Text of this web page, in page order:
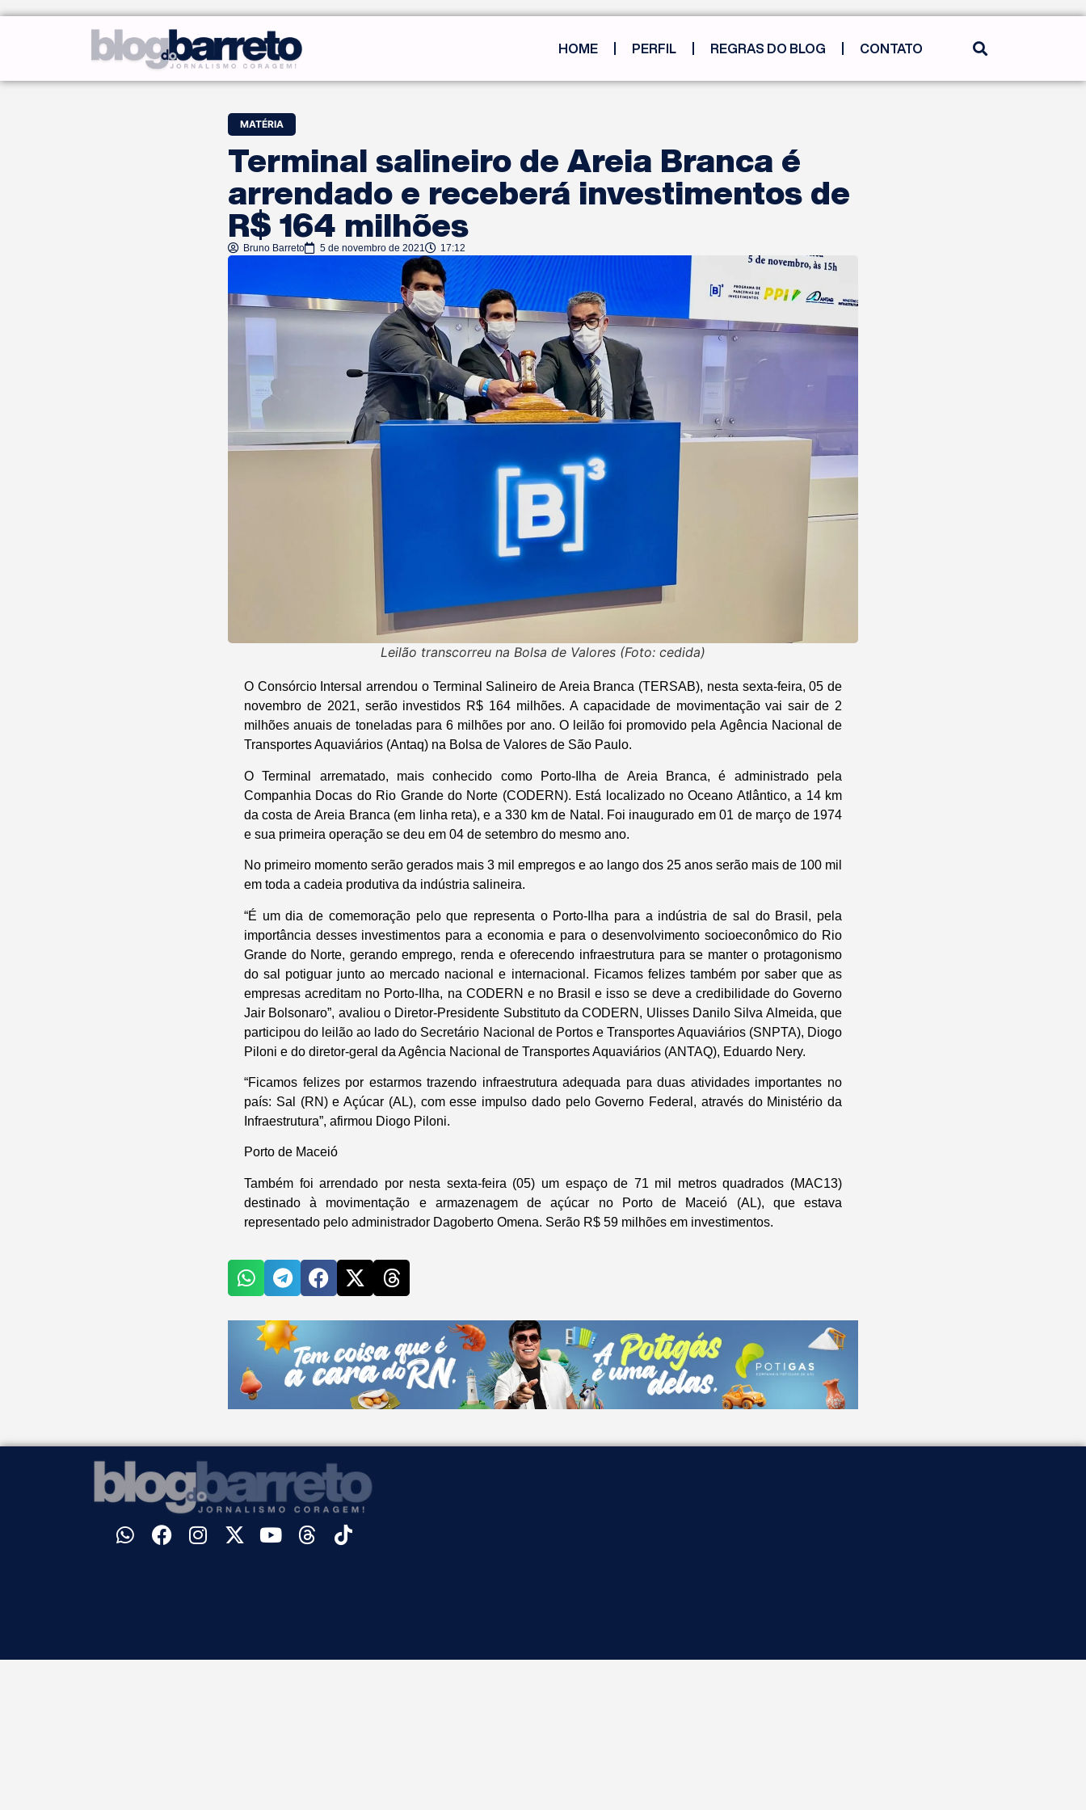
HOME PERFIL REGRAS DO BLOG CONTATO
MATÉRIA
Terminal salineiro de Areia Branca é
arrendado e receberá investimentos de
R$ 164 milhões
Bruno Barreto 5 de novembro de 2021 17:12
Leilão transcorreu na Bolsa de Valores (Foto: cedida)
O Consórcio Intersal arrendou o Terminal Salineiro de Areia Branca (TERSAB), nesta sexta-feira, 05 de
novembro de 2021, serão investidos R$ 164 milhões. A capacidade de movimentação vai sair de 2
milhões anuais de toneladas para 6 milhões por ano. O leilão foi promovido pela Agência Nacional de
Transportes Aquaviários (Antaq) na Bolsa de Valores de São Paulo.
O Terminal arrematado, mais conhecido como Porto-Ilha de Areia Branca, é administrado pela
Companhia Docas do Rio Grande do Norte (CODERN). Está localizado no Oceano Atlântico, a 14 km
da costa de Areia Branca (em linha reta), e a 330 km de Natal. Foi inaugurado em 01 de março de 1974
e sua primeira operação se deu em 04 de setembro do mesmo ano.
No primeiro momento serão gerados mais 3 mil empregos e ao lango dos 25 anos serão mais de 100 mil
em toda a cadeia produtiva da indústria salineira.
“É um dia de comemoração pelo que representa o Porto-Ilha para a indústria de sal do Brasil, pela
importância desses investimentos para a economia e para o desenvolvimento socioeconômico do Rio
Grande do Norte, gerando emprego, renda e oferecendo infraestrutura para se manter o protagonismo
do sal potiguar junto ao mercado nacional e internacional. Ficamos felizes também por saber que as
empresas acreditam no Porto-Ilha, na CODERN e no Brasil e isso se deve a credibilidade do Governo
Jair Bolsonaro”, avaliou o Diretor-Presidente Substituto da CODERN, Ulisses Danilo Silva Almeida, que
participou do leilão ao lado do Secretário Nacional de Portos e Transportes Aquaviários (SNPTA), Diogo
Piloni e do diretor-geral da Agência Nacional de Transportes Aquaviários (ANTAQ), Eduardo Nery.
“Ficamos felizes por estarmos trazendo infraestrutura adequada para duas atividades importantes no
país: Sal (RN) e Açúcar (AL), com esse impulso dado pelo Governo Federal, através do Ministério da
Infraestrutura”, afirmou Diogo Piloni.
Porto de Maceió
Também foi arrendado por nesta sexta-feira (05) um espaço de 71 mil metros quadrados (MAC13)
destinado à movimentação e armazenagem de açúcar no Porto de Maceió (AL), que estava
representado pelo administrador Dagoberto Omena. Serão R$ 59 milhões em investimentos.